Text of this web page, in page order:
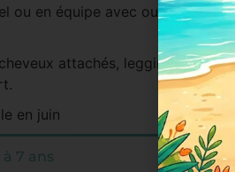
ou en équipe avec ou sans
attachés, legging ou
en juin
à 7 ans